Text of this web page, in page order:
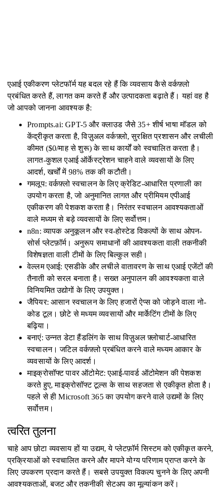
एआई एकीकरण प्लेटफॉर्म यह बदल रहे हैं कि व्यवसाय कैसे वर्कफ़्लो
प्रबंधित करते हैं, लागत कम करते हैं और उत्पादकता बढ़ाते हैं। यहां वह है
जो आपको जानना आवश्यक है:
Prompts.ai: GPT-5 और क्लाउड जैसे 35+ शीर्ष भाषा मॉडल को
केंद्रीकृत करता है, विज़ुअल वर्कफ़्लो, सुरक्षित प्रशासन और लचीली
कीमत ($0/माह से शुरू) के साथ कार्यों को स्वचालित करता है।
लागत-कुशल एआई ऑर्केस्ट्रेशन चाहने वाले व्यवसायों के लिए
आदर्श, खर्चों में 98% तक की कटौती।
गमलूप: वर्कफ़्लो स्वचालन के लिए क्रेडिट-आधारित प्रणाली का
उपयोग करता है, जो अनुमानित लागत और प्रीमियम एपीआई
एकीकरण की पेशकश करता है। निरंतर स्वचालन आवश्यकताओं
वाले मध्यम से बड़े व्यवसायों के लिए सर्वोत्तम।
n8n: व्यापक अनुकूलन और स्व-होस्टेड विकल्पों के साथ ओपन-
सोर्स प्लेटफ़ॉर्म। अनुरूप समाधानों की आवश्यकता वाली तकनीकी
विशेषज्ञता वाली टीमों के लिए बिल्कुल सही।
वेल्लम एआई: एसडीके और लचीले वातावरण के साथ एआई एजेंटों की
तैनाती को सरल बनाता है। सख्त अनुपालन की आवश्यकता वाले
विनियमित उद्योगों के लिए उपयुक्त।
जैपियर: आसान स्वचालन के लिए हजारों ऐप्स को जोड़ने वाला नो-
कोड टूल। छोटे से मध्यम व्यवसायों और मार्केटिंग टीमों के लिए
बढ़िया।
बनाएं: उन्नत डेटा हैंडलिंग के साथ विज़ुअल फ़्लोचार्ट-आधारित
स्वचालन। जटिल वर्कफ़्लो प्रबंधित करने वाले मध्यम आकार के
व्यवसायों के लिए आदर्श।
माइक्रोसॉफ्ट पावर ऑटोमेट: एआई-पावर्ड ऑटोमेशन की पेशकश
करते हुए, माइक्रोसॉफ्ट टूल्स के साथ सहजता से एकीकृत होता है।
पहले से ही Microsoft 365 का उपयोग करने वाले उद्यमों के लिए
सर्वोत्तम।
त्वरित तुलना
चाहे आप छोटा व्यवसाय हों या उद्यम, ये प्लेटफ़ॉर्म सिस्टम को एकीकृत करने,
प्रक्रियाओं को स्वचालित करने और मापने योग्य परिणाम प्राप्त करने के
लिए उपकरण प्रदान करते हैं। सबसे उपयुक्त विकल्प चुनने के लिए अपनी
आवश्यकताओं, बजट और तकनीकी सेटअप का मूल्यांकन करें।